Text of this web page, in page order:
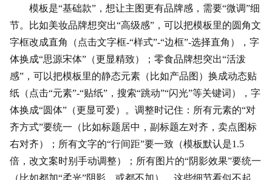
模板是“基础款”，想让主图更有品牌感，需要“微调”细
节。比如美妆品牌想突出“高级感”，可以把模板里的圆角文
字框改成直角（点击文字框-“样式”-“边框”-选择直角），字
体换成“思源宋体”（更显精致）；零食品牌想突出“活泼
感”，可以把模板里的静态元素（比如产品图）换成动态贴
纸（点击“元素”-“贴纸”，搜索“跳动”“闪光”等关键词），字
体换成“圆体”（更显可爱）。调整时记住：所有元素的“对
齐方式”要统一（比如标题居中，副标题左对齐，卖点图标
右对齐）；所有文字的“行间距”要一致（模板默认是1.5
倍，改文案时别手动调整）；所有图片的“阴影效果”要统一
（比如都加“柔光”阴影，或都不加）。这些细节看似不起